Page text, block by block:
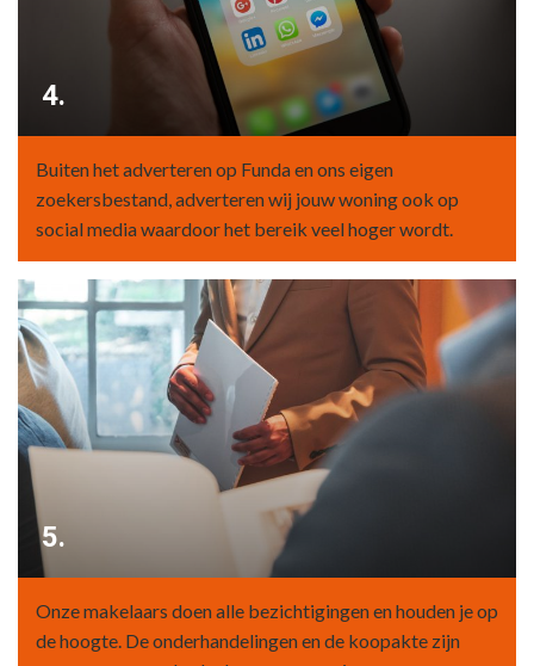
4.
Buiten het adverteren op Funda en ons eigen
zoekersbestand, adverteren wij jouw woning ook op
social media waardoor het bereik veel hoger wordt.
5.
Onze makelaars doen alle bezichtigingen en houden je op
de hoogte. De onderhandelingen en de koopakte zijn